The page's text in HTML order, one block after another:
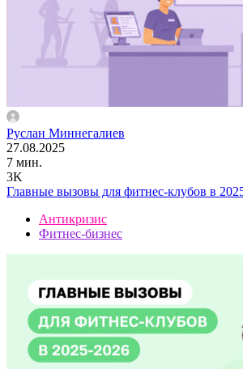
Руслан Миннегалиев
27.08.2025
7 мин.
3K
Главные вызовы для фитнес-клубов в
Антикризис
Фитнес-бизнес